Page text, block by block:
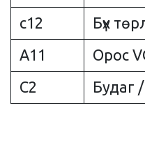
c12
Бүх
А11
Орос
C2
Будаг